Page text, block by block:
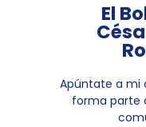
El
Apúntate a mi
forma parte